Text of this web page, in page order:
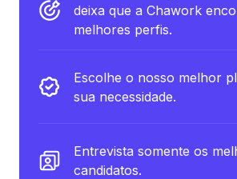
deixa que a Chawork
melhores perfis.
Escolhe o nosso melhor
sua necessidade.
Entrevista somente os
candidatos.